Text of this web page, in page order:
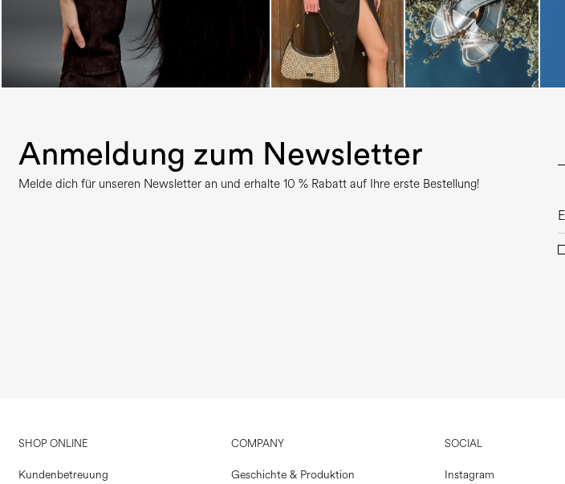
Anmeldung zum Newsletter
Melde dich für unseren Newsletter an und erhalte 10 % Rabatt auf Ihre erste Bestellung!
SHOP ONLINE
Kundenbetreuung
COMPANY
Geschichte & Produktion
SOCIAL
Instagram